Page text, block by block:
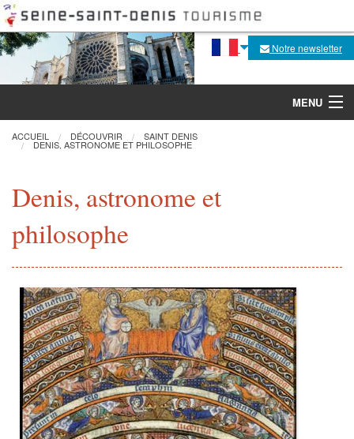
Notre newsletter
MENU
Visites, activités
Pratique
Restauration
CMN
ACCUEIL DÉCOUVRIR SAINT DENIS
DENIS, ASTRONOME ET PHILOSOPHE
Denis, astronome et
philosophe